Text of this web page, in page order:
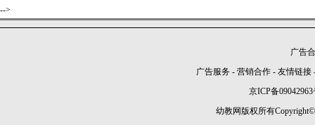
-->
广告
广告服务 - 营销合作 - 友情链接
京ICP备09042963
幼教网版权所有